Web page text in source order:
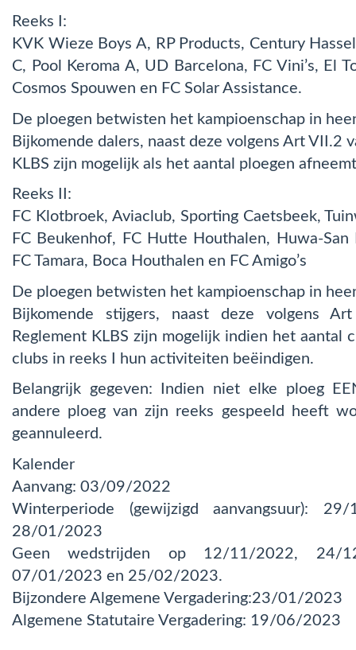
Reeks I:
KVK Wieze Boys A, RP Products, Century
C, Pool Keroma A, UD Barcelona, FC Vini’s, El
Cosmos Spouwen en FC Solar Assistance.
De ploegen betwisten het kampioenschap in
Bijkomende dalers, naast deze volgens Art VII.2
KLBS zijn mogelijk als het aantal ploegen
Reeks II:
FC Klotbroek, Aviaclub, Sporting Caetsbeek,
FC Beukenhof, FC Hutte Houthalen, Huwa-San
FC Tamara, Boca Houthalen en FC Amigo’s
De ploegen betwisten het kampioenschap in
Bijkomende stijgers, naast deze volgens
Reglement KLBS zijn mogelijk indien het aantal
clubs in reeks I hun activiteiten beëindigen.
Belangrijk gegeven: Indien niet elke ploeg
andere ploeg van zijn reeks gespeeld heeft
geannuleerd.
Kalender
Aanvang: 03/09/2022
Winterperiode (gewijzigd aanvangsuur):
28/01/2023
Geen wedstrijden op 12/11/2022, 24/
07/01/2023 en 25/02/2023.
Bijzondere Algemene Vergadering:23/01/2023
Algemene Statutaire Vergadering: 19/06/2023